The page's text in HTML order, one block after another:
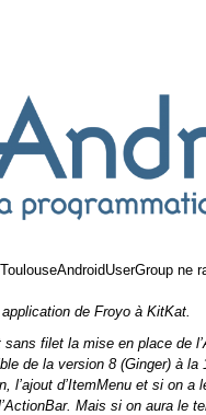
ne
de Froyo à KitKat.
filet la mise en place de
de la version 8 (Ginger) à
l’ajout d’ItemMenu et si on a
Mais si on aura le